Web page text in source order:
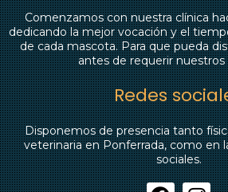
Comenzamos con nuestra clínica
dedicando la mejor vocación y el
de cada mascota. Para que pueda
antes de requerir nuestros
Redes
Disponemos de presencia tanto
veterinaria en Ponferrada, como en
sociales.